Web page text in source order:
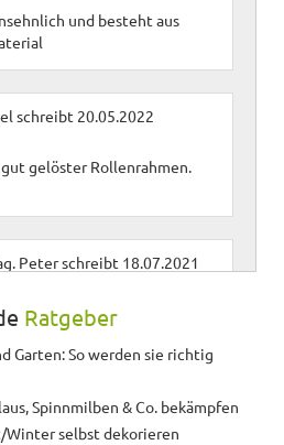
und besteht aus
schreibt 20.05.2022
gelöster Rollenrahmen.
Peterschreibt 18.07.2021
Gutes System mit
aber schon im gehoben
schreibt02.05.2021
Ratgeber
Garten: So werden sie richtig
Spinnmilben & Co. bekämpfen
Winter selbst dekorieren